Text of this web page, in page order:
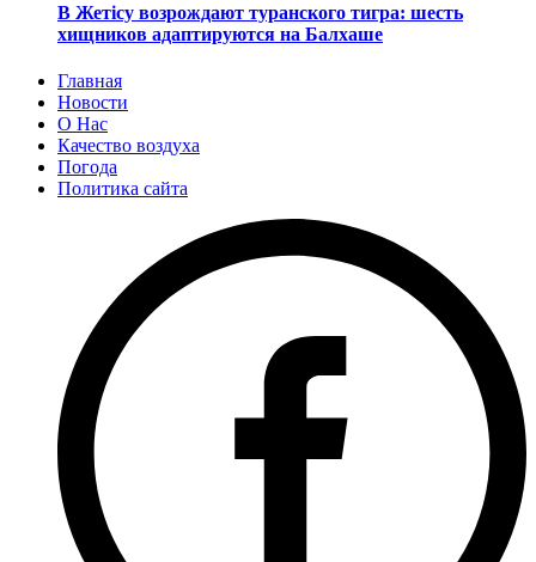
В Жетісу возрождают туранского тигра: шесть
хищников адаптируются на Балхаше
Главная
Новости
О Нас
Качество воздуха
Погода
Политика сайта